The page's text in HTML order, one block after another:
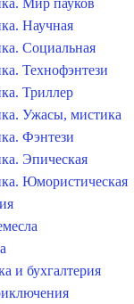
Мир пауков
Научная
Социальная
Технофэнтези
Триллер
Ужасы, мистика
Фэнтези
Эпическая
Юмористическая
и бухгалтерия